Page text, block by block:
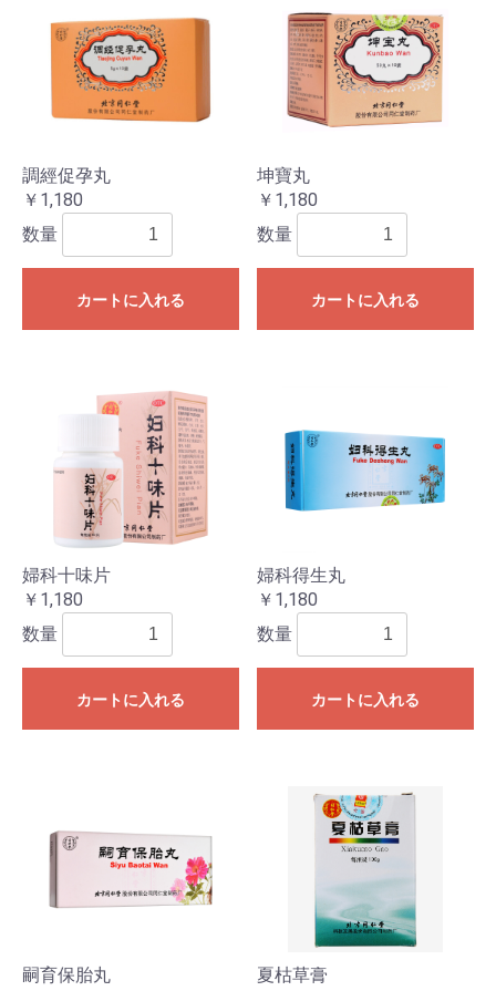
調經促孕丸
￥1,180
数量
カートに入れる
坤寶丸
￥1,180
数量
カートに入れる
婦科十味片
￥1,180
数量
カートに入れる
婦科得生丸
￥1,180
数量
カートに入れる
嗣育保胎丸
夏枯草膏